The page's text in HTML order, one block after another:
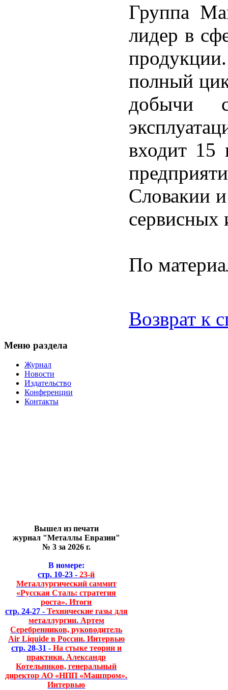
Группа
лидер в
полный
добычи
входит 15
Словакии
сервисных
По
Возврат к
Меню раздела
Журнал
Новости
Издательство
Конференции
Контакты
Вышел из печати
журнал "Металлы Евразии"
№ 3 за 2026 г.
В номере:
стр. 10-23 - 23-й
Металлургический саммит
«Русская Сталь: стратегия
роста». Итоги
стр. 24-27 - Технические газы для
металлургии. Артем
Серебренников, руководитель
Air Liquide в России. Интервью
стр. 28-31 - На стыке теории и
практики. Александр
Котельников, генеральный
директор АО «НПП «Машпром».
Интервью